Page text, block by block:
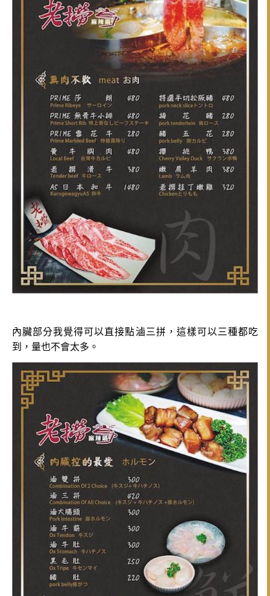
內臟部分我覺得可以直接點滷三拼，這樣可以三種都吃
到，量也不會太多。